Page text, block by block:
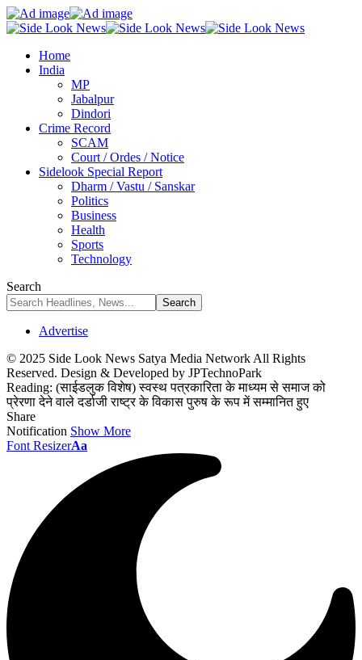
Home
India
MP
Jabalpur
Dindori
Crime Record
SCAM
Court / Ordes / Notice
Sidelook Special Report
Dharm / Vastu / Sanskar
Politics
Business
Health
Sports
Technology
Search
Advertise
© 2025 Side Look News Satya Media Network All Rights
Reserved. Design & Developed by JPTechnoPark
Reading: (साईडलुक विशेष) स्वस्थ पत्रकारिता के माध्यम से समाज को
प्रेरणा देने वाले दर्डाजी राष्ट्र के विकास पुरुष के रूप में सम्मानित हुए
Share
Notification Show More
Font ResizerAa